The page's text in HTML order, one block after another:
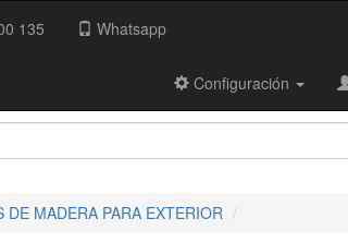
135 Whatsapp
Configuración
MADERA PARA EXTERIOR